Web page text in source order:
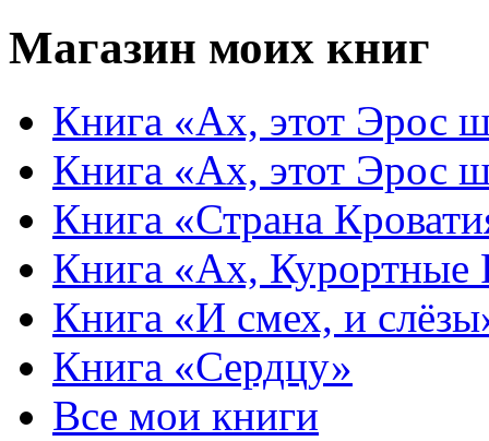
Магазин моих книг
Книга «Ах, этот Эрос
Книга «Ах, этот Эрос
Книга «Страна
Книга «Ах,
Книга «И смех, и
Книга «Сердцу»
Все мои книги